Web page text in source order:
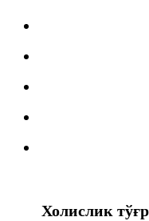
Холислик